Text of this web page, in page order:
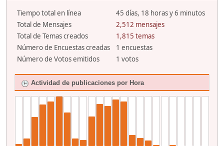
Tiempo total en línea
45 días, 18 horas y 6 minutos
Total de Mensajes
2,512 mensajes
Total de Temas creados
1,815 temas
Número de Encuestas creadas
1 encuestas
Número de Votos emitidos
1 votos
Actividad de publicaciones por Hora